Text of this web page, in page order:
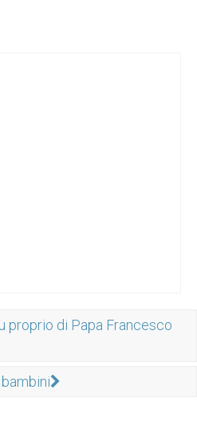
proprio di Papa Francesco